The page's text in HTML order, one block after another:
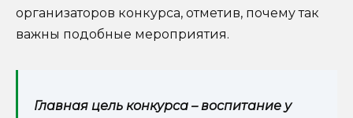
организаторов конкурса, отметив, почему так
важны подобные мероприятия.
Главная цель конкурса – воспитание у